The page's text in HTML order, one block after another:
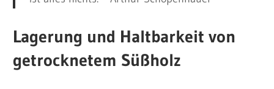
Lagerung und Haltbarkeit von
getrocknetem Süßholz